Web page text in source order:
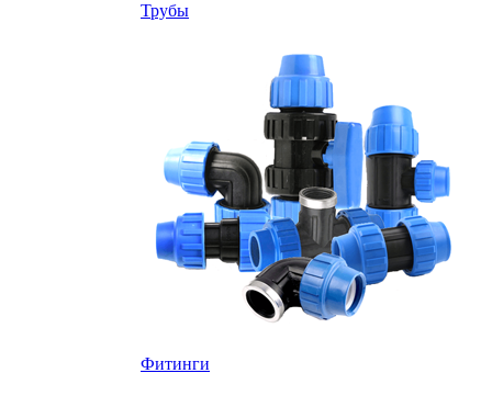
Трубы
Фитинги